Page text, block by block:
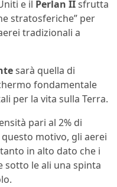
e il Perlan IIsfrutta
stratosferiche” per
tradizionali a
sarà quella di
fondamentale
per la vita sulla Terra.
pari al 2% di
motivo, gli aerei
in alto dato che i
le ali una spinta